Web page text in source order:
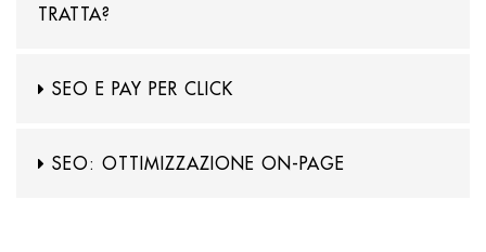
TRATTA?
SEO E PAY PER CLICK
SEO: OTTIMIZZAZIONE ON-PAGE